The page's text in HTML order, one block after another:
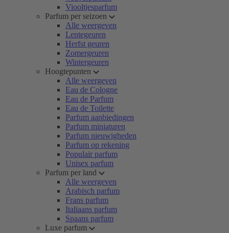
Viooltjesparfum
Parfum per seizoen
Alle weergeven
Lentegeuren
Herfst geuren
Zomergeuren
Wintergeuren
Hoogtepunten
Alle weergeven
Eau de Cologne
Eau de Parfum
Eau de Toilette
Parfum aanbiedingen
Parfum miniaturen
Parfum nieuwigheden
Parfum op rekening
Populair parfum
Unisex parfum
Parfum per land
Alle weergeven
Arabisch parfum
Frans parfum
Italiaans parfum
Spaans parfum
Luxe parfum